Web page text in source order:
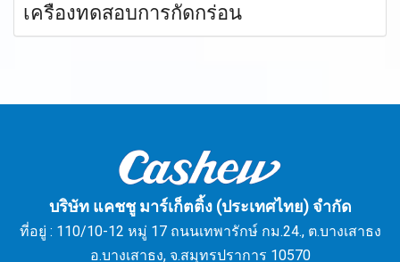
เครื่องทดสอบการกัดกร่อน
บริษัท แคชชู มาร์เก็ตติ้ง (ประเทศไทย) จำกัด
ที่อยู่ : 110/10-12 หมู่ 17 ถนนเทพารักษ์ กม.24., ต.บางเสาธง
อ.บางเสาธง, จ.สมุทรปราการ 10570